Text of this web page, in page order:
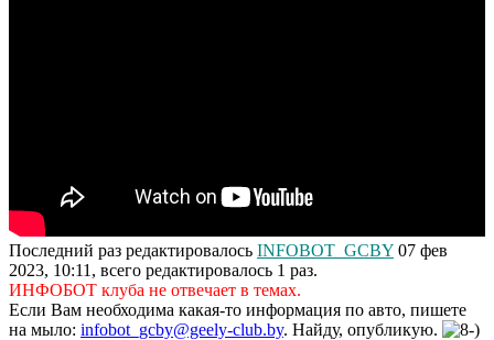
Последний раз редактировалось INFOBOT_GCBY 07 фев
2023, 10:11, всего редактировалось 1 раз.
ИНФОБОТ клуба не отвечает в темах.
Если Вам необходима какая-то информация по авто, пишете
на мыло: infobot_gcby@geely-club.by. Найду, опубликую.